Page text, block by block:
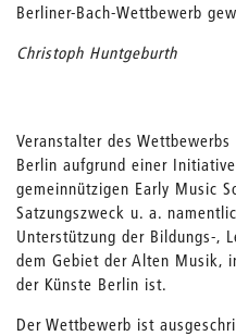
Berliner-Bach-Wettbewerb
Christoph Huntgeburth
Veranstalter des
Berlin aufgrund einer
gemeinnützigen Early Music
Satzungszweck u. a.
Unterstützung der Bildungs-,
dem Gebiet der Alten Musik,
der Künste Berlin ist.
Der Wettbewerb ist